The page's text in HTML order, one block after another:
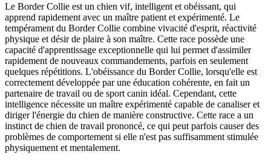
Le Border Collie est un chien vif, intelligent et obéissant, qui
apprend rapidement avec un maître patient et expérimenté. Le
tempérament du Border Collie combine vivacité d'esprit, réactivité
physique et désir de plaire à son maître. Cette race possède une
capacité d'apprentissage exceptionnelle qui lui permet d'assimiler
rapidement de nouveaux commandements, parfois en seulement
quelques répétitions. L'obéissance du Border Collie, lorsqu'elle est
correctement développée par une éducation cohérente, en fait un
partenaire de travail ou de sport canin idéal. Cependant, cette
intelligence nécessite un maître expérimenté capable de canaliser et
diriger l'énergie du chien de manière constructive. Cette race a un
instinct de chien de travail prononcé, ce qui peut parfois causer des
problèmes de comportement si elle n'est pas suffisamment stimulée
physiquement et mentalement.